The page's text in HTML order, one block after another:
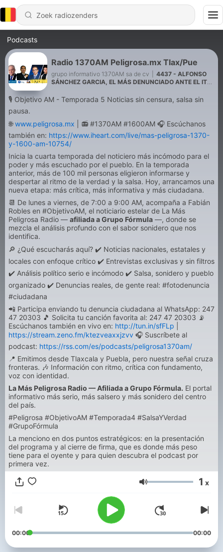
Podcasts
Radio 1370AM Peligrosa.mx Tlax/Pue
grupo informativo 1370AM sa de cv
4437 - ALFONSO
SÁNCHEZ GARCIA, EL MÁS DENUNCIADO ANTE EL ITE:
🎙️ Objetivo AM - Temporada 5 Noticias sin censura, salsa sin
pausa.
🌐www.peligrosa.mx | 📻 #1370AM #1600AM 🎧 Escúchanos
también en: https://www.iheart.com/live/mas-peligrosa-1370-
y-1600-am-10754/
Inicia la cuarta temporada del noticiero más incómodo para el
poder y más escuchado por el pueblo. En la temporada
anterior, más de 100 mil personas eligieron informarse y
despertar al ritmo de la verdad y la salsa. Hoy, arrancamos una
nueva etapa: más crítica, más informativa y más ciudadana.
📆 De lunes a viernes, de 7:00 a 9:00 AM, acompaña a Fabián
Robles en #ObjetivoAM, el noticiario estelar de La Más
Peligrosa Radio — afiliada a Grupo Fórmula —, donde se
mezcla el análisis profundo con el sabor sonidero que nos
identifica.
🔎 ¿Qué escucharás aquí? ✔️ Noticias nacionales, estatales y
locales con enfoque crítico ✔️ Entrevistas exclusivas y sin filtros
✔️ Análisis político serio e incómodo ✔️ Salsa, sonidero y pueblo
organizado ✔️ Denuncias reales, de gente real: #fotodenuncia
#ciudadana
📲 Participa enviando tu denuncia ciudadana al WhatsApp: 247
47 20303 🎵 Solicita tu canción favorita al: 247 47 20303 📡
Escúchanos también en vivo en: http://tun.in/sfFLp
https://stream.zeno.fm/ktezveaxxjzvv 🎧 Suscríbete al
podcast: https://rss.com/es/podcasts/peligrosa1370am/
📍 Emitimos desde Tlaxcala y Puebla, pero nuestra señal cruza
fronteras. 🎶 Información con ritmo, crítica con fundamento,
voz con identidad.
La Más Peligrosa Radio — Afiliada a Grupo Fórmula. El portal
informativo más serio, más salsero y más sonidero del centro
del país.
#Peligrosa #ObjetivoAM #Temporada4 #SalsaYVerdad
#GrupoFórmula
La menciono en dos puntos estratégicos: en la presentación
del programa y al cierre de firma, que es donde más peso
tiene para el oyente y para quien descubra el podcast por
primera vez.
Volume 1 x
00:00 00:00